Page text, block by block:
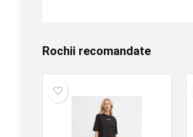
Rochii recomandate